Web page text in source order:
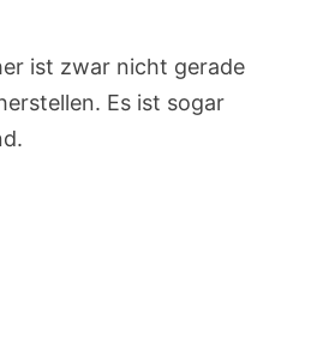
ist zwar nicht gerade
Es ist sogar